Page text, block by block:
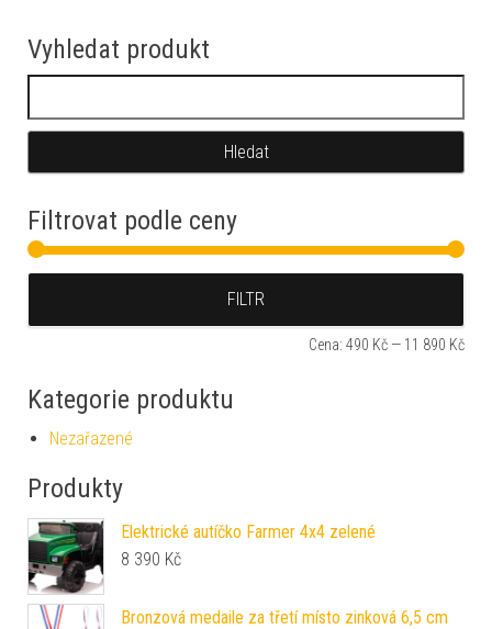
Vyhledat produkt
Filtrovat podle ceny
FILTR
Cena: 490 Kč — 11 890 Kč
Kategorie produktu
Nezařazené
Produkty
Elektrické autíčko Farmer 4x4 zelené
8 390 Kč
Bronzová medaile za třetí místo zinková 6,5 cm